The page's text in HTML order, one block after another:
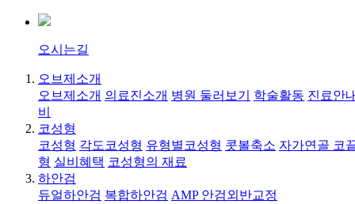
오시는길
오브제소개
오브제소개 의료진소개 병원 둘러보기 학술활동 진료안
비
코성형
코성형 각도코성형 유형별코성형 콧볼축소 자가연골 코
형 실비혜택 코성형의 재료
하안검
듀얼하안검 복합하안검 AMP 안검외반교정